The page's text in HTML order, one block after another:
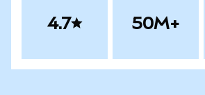
4.7 50M+